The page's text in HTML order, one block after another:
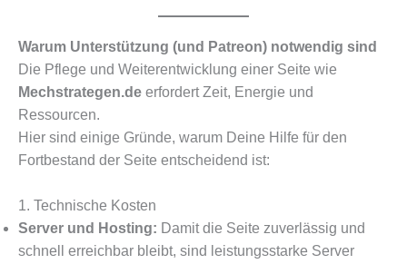
Warum Unterstützung (und Patreon) notwendig sind
Die Pflege und Weiterentwicklung einer Seite wie
Mechstrategen.de erfordert Zeit, Energie und
Ressourcen.
Hier sind einige Gründe, warum Deine Hilfe für den
Fortbestand der Seite entscheidend ist:
1. Technische Kosten
Server und Hosting: Damit die Seite zuverlässig und
schnell erreichbar bleibt, sind leistungsstarke Server